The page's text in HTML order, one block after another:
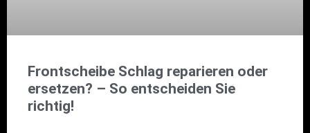
Frontscheibe Schlag reparieren oder
ersetzen? – So entscheiden Sie
richtig!